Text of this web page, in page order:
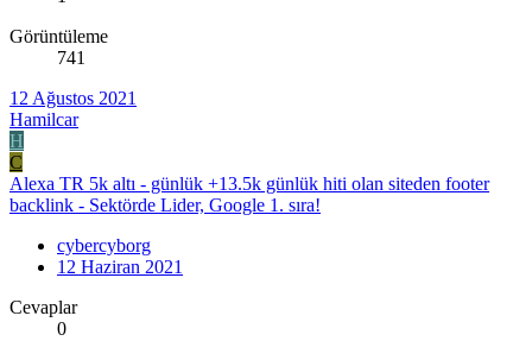
Görüntüleme
741
12 Ağustos 2021
Hamilcar
H
C
Alexa TR 5k altı - günlük +13.5k günlük hiti olan siteden footer
backlink - Sektörde Lider, Google 1. sıra!
cybercyborg
12 Haziran 2021
Cevaplar
0